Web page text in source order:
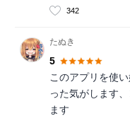
342
たぬき
5
このアプリを使
った気がします
ます